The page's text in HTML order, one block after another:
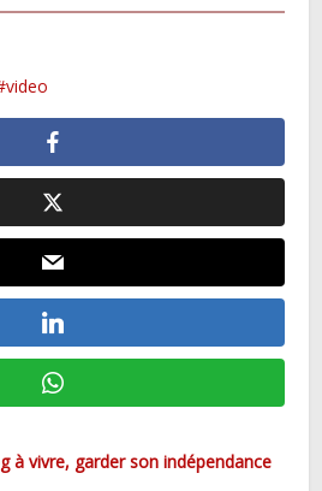
video
à vivre, garder son indépendance